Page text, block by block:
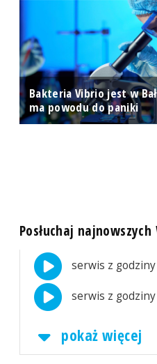
Bakteria Vibrio jest w
ma powodu do paniki
Posłuchaj
serwis z godziny
serwis z godziny
pokaż więcej